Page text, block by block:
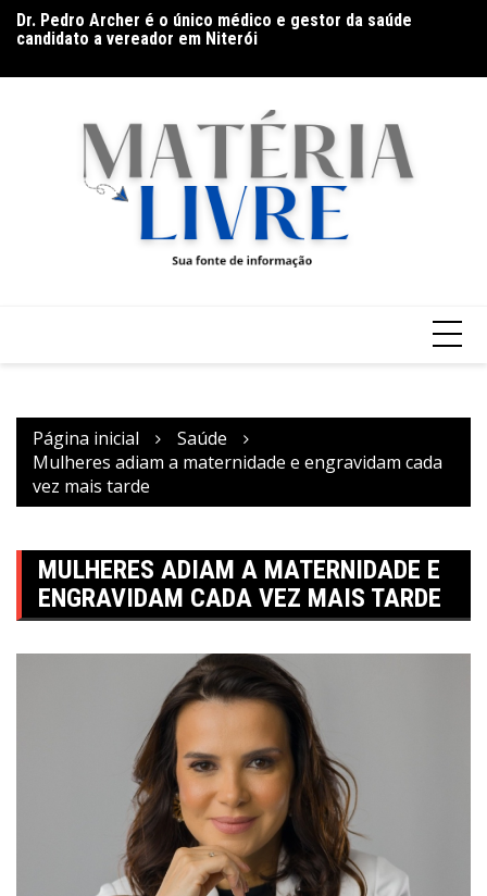
para
conteúdo
candidato a vereador em Niterói
Governo da Bahia para mais de 300 cidades neste domingo
Página inicial
Saúde
Mulheres adiam a maternidade e engravidam cada
vez mais tarde
MULHERES ADIAM A MATERNIDADE E
ENGRAVIDAM CADA VEZ MAIS TARDE